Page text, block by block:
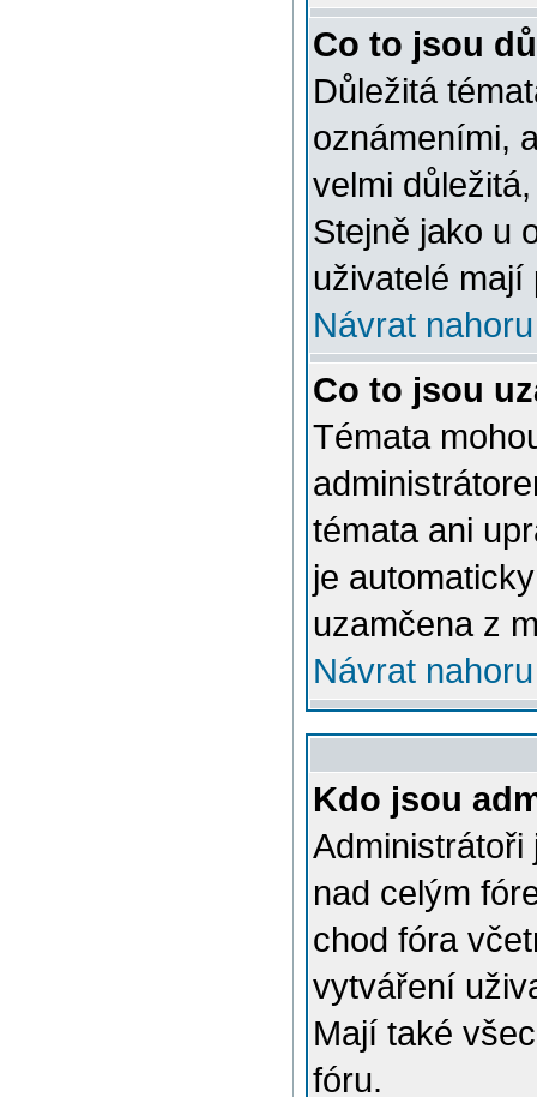
Co to jsou
Důležitá
oznámeními,
velmi
Stejně jako u
uživatelé mají
Návrat nahoru
Co to jsou
Témata
témata ani
je
uzamčena z
Návrat nahoru
Kdo jsou
nad celým
chod fóra
vytváření
Mají také
fóru.